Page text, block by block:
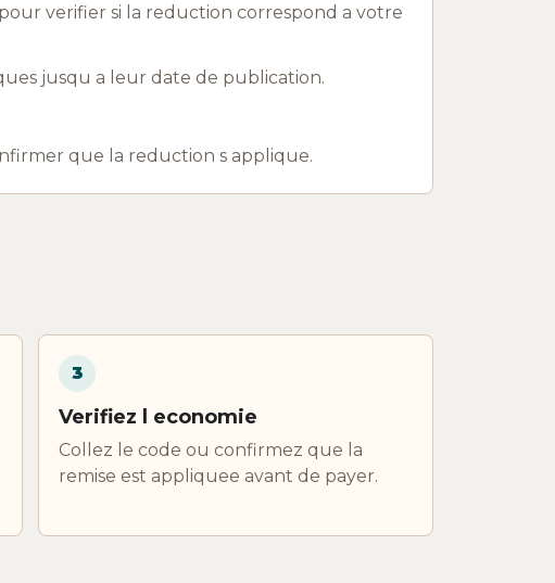
verifier si la reduction correspond a votre
jusqu a leur date de publication.
que la reduction s applique.
3
Verifiez l economie
Collez le code ou confirmez que la
remise est appliquee avant de payer.